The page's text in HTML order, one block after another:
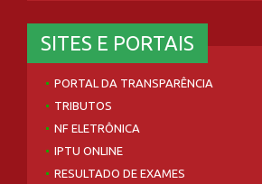
SITES E PORTAIS
PORTAL DA TRANSPARÊNCIA
TRIBUTOS
NF ELETRÔNICA
IPTU ONLINE
RESULTADO DE EXAMES